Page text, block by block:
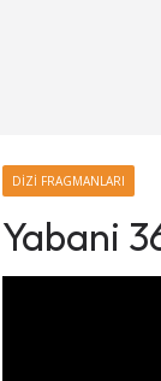
DIZI FRAGMANLARI
Yabani